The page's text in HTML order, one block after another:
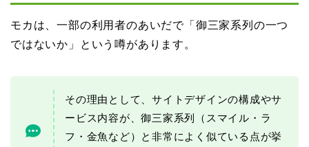
モカは、一部の利用者のあいだで「御三家系列の一つ
ではないか」という噂があります。
その理由として、サイトデザインの構成やサ
ービス内容が、御三家系列（スマイル・ラ
フ・金魚など）と非常によく似ている点が挙